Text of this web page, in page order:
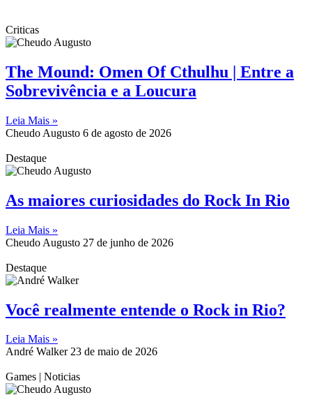
Criticas
The Mound: Omen Of Cthulhu | Entre a
Sobrevivência e a Loucura
Leia Mais »
Cheudo Augusto 6 de agosto de 2026
Destaque
As maiores curiosidades do Rock In Rio
Leia Mais »
Cheudo Augusto 27 de junho de 2026
Destaque
Você realmente entende o Rock in Rio?
Leia Mais »
André Walker23 de maio de 2026
Games | Noticias